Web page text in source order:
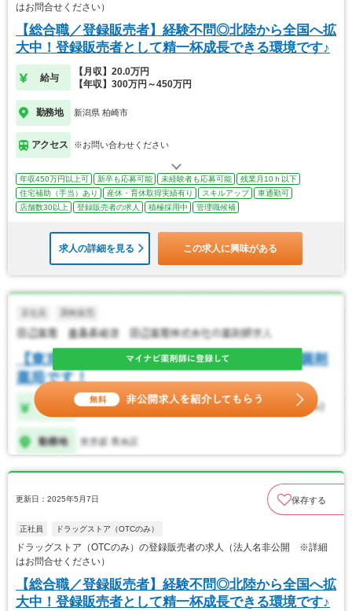
はお問合せください）
【総合職／登録販売者】経験不問◎北陸から全国へ拡
大中！登録販売者として精一杯成長できる環境です♪
給与
【月収】20.0万円
【年収】300万円～450万円
勤務地 新潟県 柏崎市
アクセス ※お問い合わせください
年収450万円以上可 新卒も応募可能 未経験者も応募可能
残業月10ｈ以下
住宅補助（手当）あり
産休・育休取得実績有り スキルアップ
車通勤可
店舗数30以上
登録販売者の求人 積極採用中 管理職候補
求人の詳細を見る この求人に興味がある
更新日：2025年5月7日 保存する
正社員 ドラッグストア（OTCのみ）
ドラッグストア（OTCのみ）の登録販売者の求人（法人名非公開 ※詳細
はお問合せください）
【総合職／登録販売者】経験不問◎北陸から全国へ拡
大中！登録販売者として精一杯成長できる環境です♪